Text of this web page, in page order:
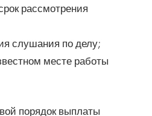
рассмотрения
слушания по делу;
месте работы
порядок выплаты